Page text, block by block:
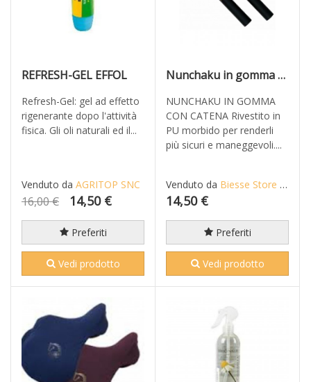
REFRESH-GEL EFFOL
Refresh-Gel: gel ad effetto
rigenerante dopo l'attività
fisica. Gli oli naturali ed il...
Venduto da AGRITOP SNC
16,00 € 14,50 €
Preferiti
Vedi prodotto
Nunchaku in gomma con catena Ninjutsu Kung-Fu Karate Arti marziali Armi Kobudo
NUNCHAKU IN GOMMA
CON CATENA Rivestito in
PU morbido per renderli
più sicuri e maneggevoli....
Venduto da Biesse Store Snc - Combat Legacy
14,50 €
Preferiti
Vedi prodotto